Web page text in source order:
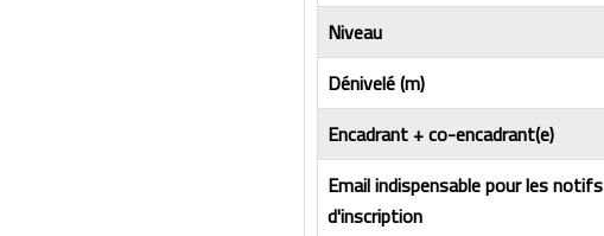
Niveau
Dénivelé (m)
Encadrant + co-encadrant(e)
Email indispensable pour les notifs
d'inscription